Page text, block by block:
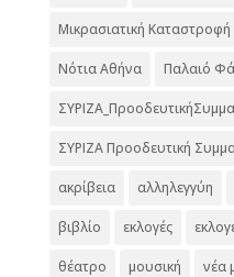
Μικρασιατική Καταστροφή
Νότια Αθήνα Παλαιό
ΣΥΡΙΖΑ Προοδευτική
ακρίβεια αλληλεγγύη
βιβλίο εκλογές
θέατρο μουσική νέα